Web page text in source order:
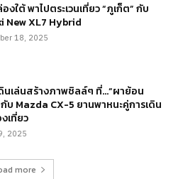
งใต้ พาไปตระเวนเที่ยว “ภูเก็ต” กับ
New XL7 Hybrid
18, 2025
นเล่นสร้างภาพชิลล์ๆ ที่…“ผาย้อน
กับ Mazda CX-5 ยานพาหนะคู่การเดิน
เที่ยว
2025
more